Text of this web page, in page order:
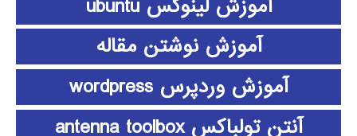
آموزش نوشتن مقاله
آموزش وردپرس wordpress
آنتن تولباکس antenna toolbox